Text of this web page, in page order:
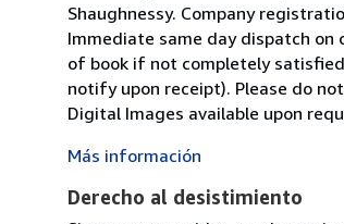
Shaughnessy. Company
Immediate same day dispatch
of book if not completely
notify upon receipt). Please do
Digital Images available upon
Más información
Derecho al desistimiento